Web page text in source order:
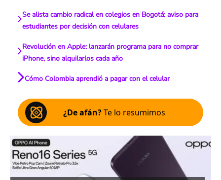
Se alista cambio radical en colegios en Bogotá: aviso para
estudiantes por decisión con celulares
Revolución en Apple: lanzarán programa para no comprar
iPhone, sino alquilarlos cada año
Cómo Colombia aprendió a pagar con el celular
¿De afán?Te lo resumimos